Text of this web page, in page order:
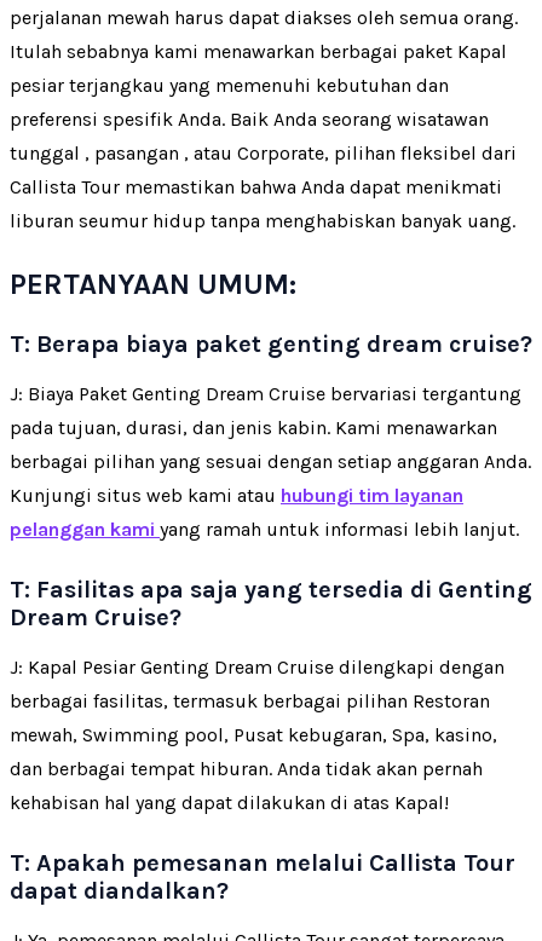
perjalanan mewah harus dapat diakses oleh semua orang.
Itulah sebabnya kami menawarkan berbagai paket Kapal
pesiar terjangkau yang memenuhi kebutuhan dan
preferensi spesifik Anda. Baik Anda seorang wisatawan
tunggal , pasangan , atau Corporate, pilihan fleksibel dari
Callista Tour memastikan bahwa Anda dapat menikmati
liburan seumur hidup tanpa menghabiskan banyak uang.
PERTANYAAN UMUM:
T: Berapa biaya paket genting dream cruise?
J: Biaya Paket Genting Dream Cruise bervariasi tergantung
pada tujuan, durasi, dan jenis kabin. Kami menawarkan
berbagai pilihan yang sesuai dengan setiap anggaran Anda.
Kunjungi situs web kami atau hubungi tim layanan
pelanggan kami yang ramah untuk informasi lebih lanjut.
T: Fasilitas apa saja yang tersedia di Genting
Dream Cruise?
J: Kapal Pesiar Genting Dream Cruise dilengkapi dengan
berbagai fasilitas, termasuk berbagai pilihan Restoran
mewah, Swimming pool, Pusat kebugaran, Spa, kasino,
dan berbagai tempat hiburan. Anda tidak akan pernah
kehabisan hal yang dapat dilakukan di atas Kapal!
T: Apakah pemesanan melalui Callista Tour
dapat diandalkan?